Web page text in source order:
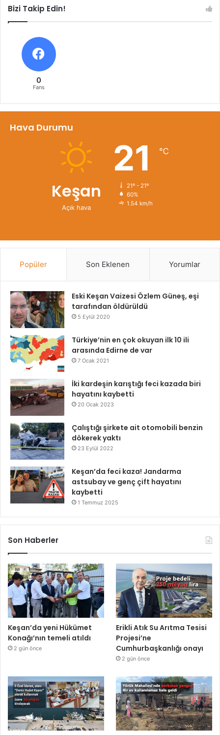
Bizi Takip Edin!
0
Fans
Hava Durumu
Keşan
Açık hava
21 ℃
21º - 21º
60%
1.54 km/h
Popüler Son Eklenen Yorumlar
Eski Keşan Vaizesi Özlem Güneş, eşi
tarafından öldürüldü
5 Eylül 2020
Türkiye’nin en çok okuyan ilk 10 ili
arasında Edirne de var
7 Ocak 2021
İki kardeşin karıştığı feci kazada biri
hayatını kaybetti
20 Ocak 2023
Çalıştığı şirkete ait otomobili benzin
dökerek yaktı
23 Eylül 2022
Keşan’da feci kaza! Jandarma
astsubay ve genç çift hayatını
kaybetti
1 Temmuz 2025
Son Haberler
Keşan’da yeni Hükümet
Konağı’nın temeli atıldı
2 gün önce
Erikli Atık Su Arıtma Tesisi
Projesi’ne
Cumhurbaşkanlığı onayı
2 gün önce